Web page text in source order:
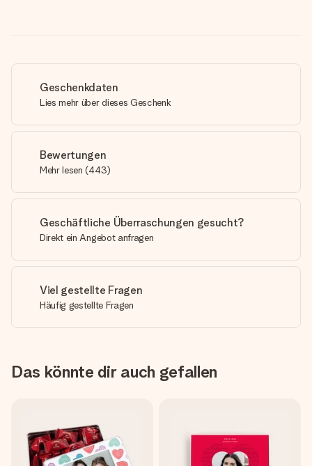
Geschenkdaten
Lies mehr über dieses Geschenk
Bewertungen
Mehr lesen (443)
Geschäftliche Überraschungen gesucht?
Direkt ein Angebot anfragen
Viel gestellte Fragen
Häufig gestellte Fragen
Das könnte dir auch gefallen